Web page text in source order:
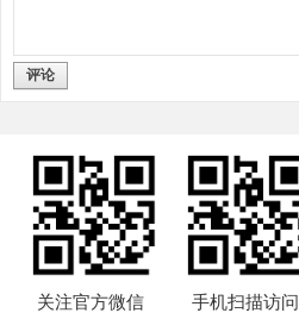
评论
关注官方微信 手机扫描访问